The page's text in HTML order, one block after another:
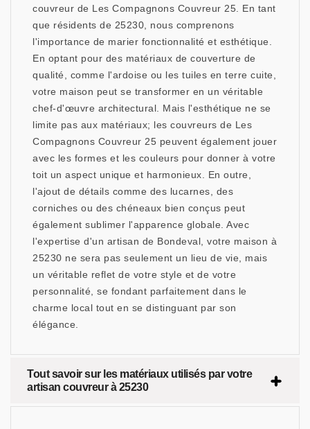
couvreur de Les Compagnons Couvreur 25. En tant
que résidents de 25230, nous comprenons
l'importance de marier fonctionnalité et esthétique.
En optant pour des matériaux de couverture de
qualité, comme l'ardoise ou les tuiles en terre cuite,
votre maison peut se transformer en un véritable
chef-d'œuvre architectural. Mais l'esthétique ne se
limite pas aux matériaux; les couvreurs de Les
Compagnons Couvreur 25 peuvent également jouer
avec les formes et les couleurs pour donner à votre
toit un aspect unique et harmonieux. En outre,
l'ajout de détails comme des lucarnes, des
corniches ou des chéneaux bien conçus peut
également sublimer l'apparence globale. Avec
l'expertise d'un artisan de Bondeval, votre maison à
25230 ne sera pas seulement un lieu de vie, mais
un véritable reflet de votre style et de votre
personnalité, se fondant parfaitement dans le
charme local tout en se distinguant par son
élégance.
Tout savoir sur les matériaux utilisés par votre
artisan couvreur à 25230